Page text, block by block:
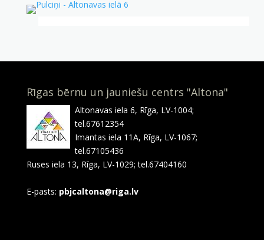
Rīgas bērnu un jauniešu centrs "Altona"
Altonavas iela 6, Rīga, LV-1004;
tel.67612354
Imantas iela 11A, Rīga, LV-1067;
tel.67105436
Ruses iela 13, Rīga, LV-1029; tel.67404160
E-pasts: pbjcaltona@riga.lv